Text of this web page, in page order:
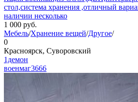
стол,система хранения ,отличный
наличии несколько
1 000 руб.
Мебель/Хранение вещей/Другое/
0
Красноярск, Суворовский
1демон
военмаг3666